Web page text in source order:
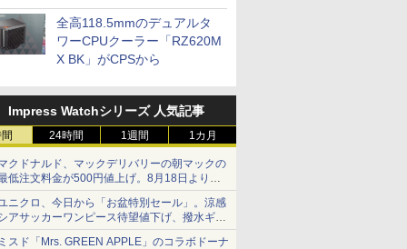
プに5インチ液晶搭載
全高118.5mmのデュアルタ
ワーCPUクーラー「RZ620M
X BK」がCPSから
Impress Watchシリーズ 人気記事
24時間 1週間 1カ月
クドナルド、マックデリバリーの朝マックの
低注文料金が500円値上げ。8月18日より
円から受付
ニクロ、今日から「お盆特別セール」。涼感
アサッカーワンピース待望値下げ、撥水ギア
ョーツは1990円に
スド「Mrs. GREEN APPLE」のコラボドーナ